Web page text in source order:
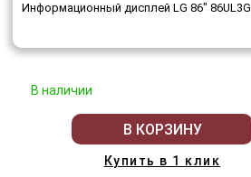
Информационный дисплей LG 86" 86UL3G
В наличии
В КОРЗИНУ
Купить в 1 клик